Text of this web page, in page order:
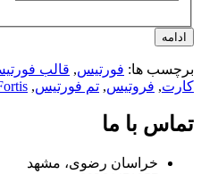
ها: فورتیس,قالب فورتیس,
, فروتیس,تم فورتیس,
Fortis
با ما
خراسان رضوی، مشهد